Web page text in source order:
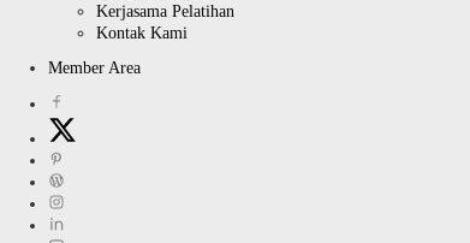
Kerjasama Pelatihan
Kontak Kami
Member Area